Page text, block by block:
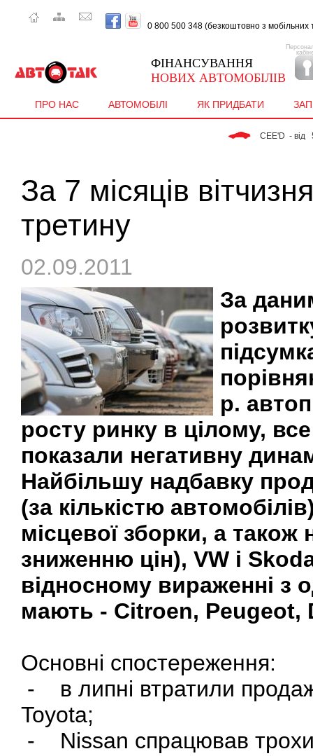
0 800 500 348 (безкоштовно з мобiльних
ФІНАНСУВАННЯ
НОВИХ АВТОМОБІЛІВ
ПРО НАС АВТОМОБІЛІ ЯК ПРИДБАТИ
CEE'D  - від   5 997
За 7 місяців
третину
02.09.2011
За
р.
росту ринку в цілому,
показали негативну
Найбільшу надбавку
(за кількістю
місцевої зборки, а також
зниженню цін), VW і
відносному вираженні з
мають - Citroen, Peugeot,
Основні спостереження:
- в липні втратили
Toyota;
- Nissan спрацював трохи